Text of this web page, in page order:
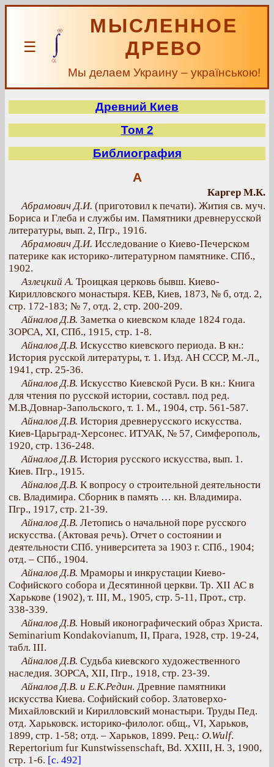
☰
МЫСЛЕННОЕ
ДРЕВО
Мы делаем Украину – українською!
Древний Киев
Том 2
Библиография
А
Каргер М.К.
Абрамович Д.И. (приготовил к печати). Жития св. муч.
Бориса и Глеба и службы им. Памятники древнерусской
литературы, вып. 2, Пгр., 1916.
Абрамович Д.И. Исследование о Киево-Печерском
патерике как историко-литературном памятнике. СПб.,
1902.
Азлецкий А. Троицкая церковь бывш. Киево-
Кирилловского монастыря. КЕВ, Киев, 1873, № б, отд. 2,
стр. 172-183; № 7, отд. 2, стр. 200-209.
Айналов Д.В. Заметка о киевском кладе 1824 года.
ЗОРСА, XI, СПб., 1915, стр. 1-8.
Айналов Д.В. Искусство киевского периода. В кн.:
История русской литературы, т. 1. Изд. АН СССР, М.-Л.,
1941, стр. 25-36.
Айналов Д.В. Искусство Киевской Руси. В кн.: Книга
для чтения по русской истории, составл. под ред.
М.В.Довнар-Запольского, т. 1. М., 1904, стр. 561-587.
Айналов Д.В. История древнерусского искусства.
Киев-Царьград-Херсонес. ИТУАК, № 57, Симферополь,
1920, стр. 136-248.
Айналов Д.В. История русского искусства, вып. 1.
Киев. Пгр., 1915.
Айналов Д.В. К вопросу о строительной деятельности
св. Владимира. Сборник в память … кн. Владимира.
Пгр., 1917, стр. 21-39.
Айналов Д.В. Летопись о начальной поре русского
искусства. (Актовая речь). Отчет о состоянии и
деятельности СПб. университета за 1903 г. СПб., 1904;
отд. – СПб., 1904.
Айналов Д.В. Мраморы и инкрустации Киево-
Софийского собора и Десятинной церкви. Тр. XII АС в
Харькове (1902), т. III, М., 1905, стр. 5-11, Прот., стр.
338-339.
Айналов Д.В. Новый иконографический образ Христа.
Seminarium Kondakovianum, II, Прага, 1928, стр. 19-24,
табл. III.
Айналов Д.В. Судьба киевского художественного
наследия. ЗОРСА, XII, Пгр., 1918, стр. 23-39.
Айналов Д.В. и Е.К.Редин. Древние памятники
искусства Киева. Софийский собор. Златоверхо-
Михайловский и Кирилловский монастыри. Труды Пед.
отд. Харьковск. историко-филолог. общ., VI, Харьков,
1899, стр. 1-58; отд. – Харьков, 1899. Рец.: О.Wulf.
Repertorium fur Kunstwissenschaft, Bd. XXIII, H. 3, 1900,
стр. 1-6. [с. 492]